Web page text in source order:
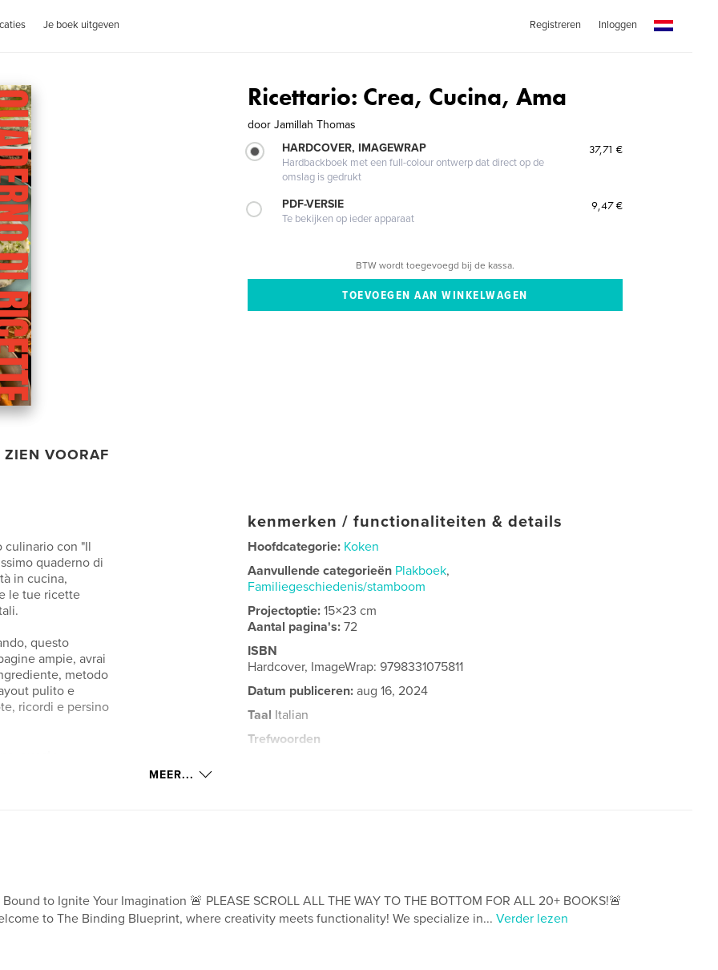
Je boek uitgeven Registreren Inloggen
ZIEN VOORAF
Ricettario: Crea, Cucina, Ama
door Jamillah Thomas
HARDCOVER, IMAGEWRAP
Hardbackboek met een full-colour ontwerp dat direct op de
omslag is gedrukt
37,71 €
PDF-VERSIE
Te bekijken op ieder apparaat
9,47 €
BTW wordt toegevoegd bij de kassa.
culinario con "Il
quaderno di
in cucina,
le tue ricette
questo
ampie, avrai
metodo
pulito e
ricordi e persino
sia per
sezione e
kenmerken / functionaliteiten & details
Hoofdcategorie: Koken
Aanvullende categorieën Plakboek,
Familiegeschiedenis/stamboom
Projectoptie:15×23 cm
Aantal pagina's:72
ISBN
Hardcover, ImageWrap: 9798331075811
Datum publiceren: aug 16, 2024
Taal Italian
Trefwoorden
MEER...
Bound to Ignite Your Imagination 🚨 PLEASE SCROLL ALL THE WAY TO THE BOTTOM FOR ALL 20+ BOOKS!🚨
to The Binding Blueprint, where creativity meets functionality! We specialize in... Verder lezen